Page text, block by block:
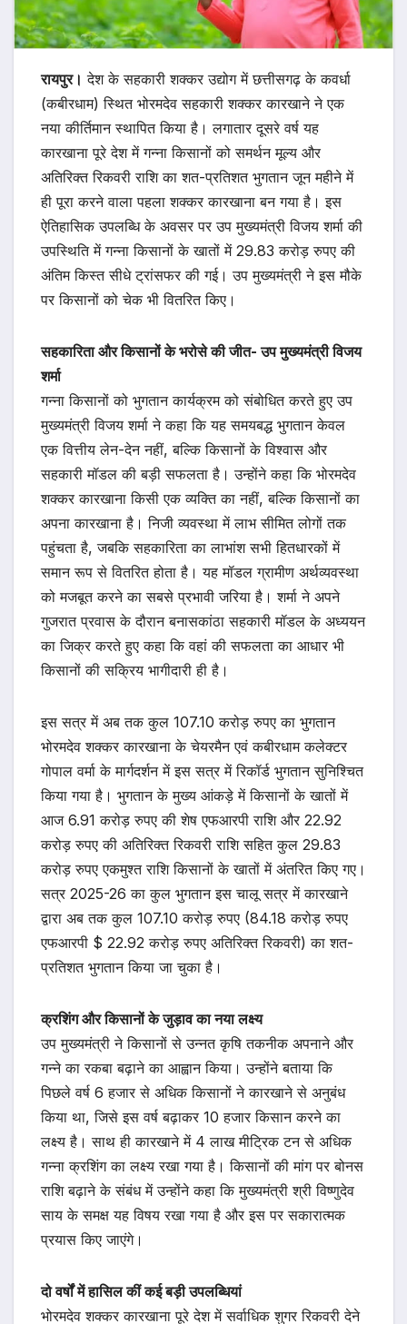
रायपुर। देश के सहकारी शक्कर उद्योग में छत्तीसगढ़ के कवर्धा
(कबीरधाम) स्थित भोरमदेव सहकारी शक्कर कारखाने ने एक
नया कीर्तिमान स्थापित किया है। लगातार दूसरे वर्ष यह
कारखाना पूरे देश में गन्ना किसानों को समर्थन मूल्य और
अतिरिक्त रिकवरी राशि का शत-प्रतिशत भुगतान जून महीने में
ही पूरा करने वाला पहला शक्कर कारखाना बन गया है। इस
ऐतिहासिक उपलब्धि के अवसर पर उप मुख्यमंत्री विजय शर्मा की
उपस्थिति में गन्ना किसानों के खातों में 29.83 करोड़ रुपए की
अंतिम किस्त सीधे ट्रांसफर की गई। उप मुख्यमंत्री ने इस मौके
पर किसानों को चेक भी वितरित किए।
सहकारिता और किसानों के भरोसे की जीत- उप मुख्यमंत्री विजय
शर्मा
गन्ना किसानों को भुगतान कार्यक्रम को संबोधित करते हुए उप
मुख्यमंत्री विजय शर्मा ने कहा कि यह समयबद्ध भुगतान केवल
एक वित्तीय लेन-देन नहीं, बल्कि किसानों के विश्वास और
सहकारी मॉडल की बड़ी सफलता है। उन्होंने कहा कि भोरमदेव
शक्कर कारखाना किसी एक व्यक्ति का नहीं, बल्कि किसानों का
अपना कारखाना है। निजी व्यवस्था में लाभ सीमित लोगों तक
पहुंचता है, जबकि सहकारिता का लाभांश सभी हितधारकों में
समान रूप से वितरित होता है। यह मॉडल ग्रामीण अर्थव्यवस्था
को मजबूत करने का सबसे प्रभावी जरिया है। शर्मा ने अपने
गुजरात प्रवास के दौरान बनासकांठा सहकारी मॉडल के अध्ययन
का जिक्र करते हुए कहा कि वहां की सफलता का आधार भी
किसानों की सक्रिय भागीदारी ही है।
इस सत्र में अब तक कुल 107.10 करोड़ रुपए का भुगतान
भोरमदेव शक्कर कारखाना के चेयरमैन एवं कबीरधाम कलेक्टर
गोपाल वर्मा के मार्गदर्शन में इस सत्र में रिकॉर्ड भुगतान सुनिश्चित
किया गया है। भुगतान के मुख्य आंकड़े में किसानों के खातों में
आज 6.91 करोड़ रुपए की शेष एफआरपी राशि और 22.92
करोड़ रुपए की अतिरिक्त रिकवरी राशि सहित कुल 29.83
करोड़ रुपए एकमुश्त राशि किसानों के खातों में अंतरित किए गए।
सत्र 2025-26 का कुल भुगतान इस चालू सत्र में कारखाने
द्वारा अब तक कुल 107.10 करोड़ रुपए (84.18 करोड़ रुपए
एफआरपी $ 22.92 करोड़ रुपए अतिरिक्त रिकवरी) का शत-
प्रतिशत भुगतान किया जा चुका है।
क्रशिंग और किसानों के जुड़ाव का नया लक्ष्य
उप मुख्यमंत्री ने किसानों से उन्नत कृषि तकनीक अपनाने और
गन्ने का रकबा बढ़ाने का आह्वान किया। उन्होंने बताया कि
पिछले वर्ष 6 हजार से अधिक किसानों ने कारखाने से अनुबंध
किया था, जिसे इस वर्ष बढ़ाकर 10 हजार किसान करने का
लक्ष्य है। साथ ही कारखाने में 4 लाख मीट्रिक टन से अधिक
गन्ना क्रशिंग का लक्ष्य रखा गया है। किसानों की मांग पर बोनस
राशि बढ़ाने के संबंध में उन्होंने कहा कि मुख्यमंत्री श्री विष्णुदेव
साय के समक्ष यह विषय रखा गया है और इस पर सकारात्मक
प्रयास किए जाएंगे।
दो वर्षों में हासिल कीं कई बड़ी उपलब्धियां
भोरमदेव शक्कर कारखाना पूरे देश में सर्वाधिक शुगर रिकवरी देने